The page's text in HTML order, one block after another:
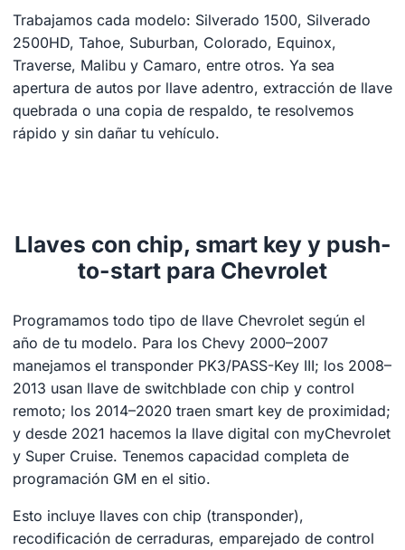
Trabajamos cada modelo: Silverado 1500, Silverado
2500HD, Tahoe, Suburban, Colorado, Equinox,
Traverse, Malibu y Camaro, entre otros. Ya sea
apertura de autos por llave adentro, extracción de llave
quebrada o una copia de respaldo, te resolvemos
rápido y sin dañar tu vehículo.
Llaves con chip, smart key y push-
to-start para Chevrolet
Programamos todo tipo de llave Chevrolet según el
año de tu modelo. Para los Chevy 2000–2007
manejamos el transponder PK3/PASS-Key III; los 2008–
2013 usan llave de switchblade con chip y control
remoto; los 2014–2020 traen smart key de proximidad;
y desde 2021 hacemos la llave digital con myChevrolet
y Super Cruise. Tenemos capacidad completa de
programación GM en el sitio.
Esto incluye llaves con chip (transponder),
recodificación de cerraduras, emparejado de control